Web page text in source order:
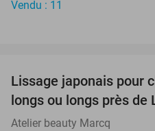
Vendu : 11
Lissage japonais pour
longs ou longs près de
Atelier beauty Marcq